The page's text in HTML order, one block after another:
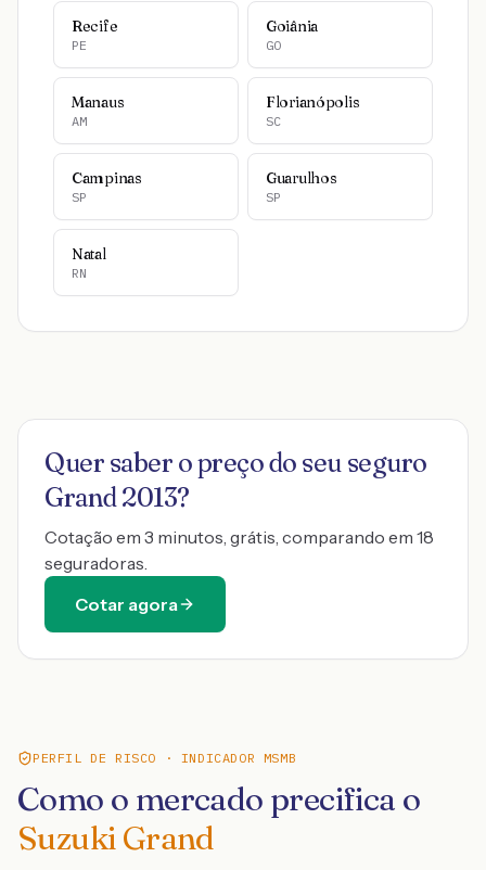
Recife
PE
Goiânia
GO
Manaus
AM
Florianópolis
SC
Campinas
SP
Guarulhos
SP
Natal
RN
Quer saber o preço do seu seguro
Grand 2013?
Cotação em 3 minutos, grátis, comparando em 18
seguradoras.
Cotar agora
PERFIL DE RISCO · INDICADOR MSMB
Como o mercado precifica o
Suzuki Grand